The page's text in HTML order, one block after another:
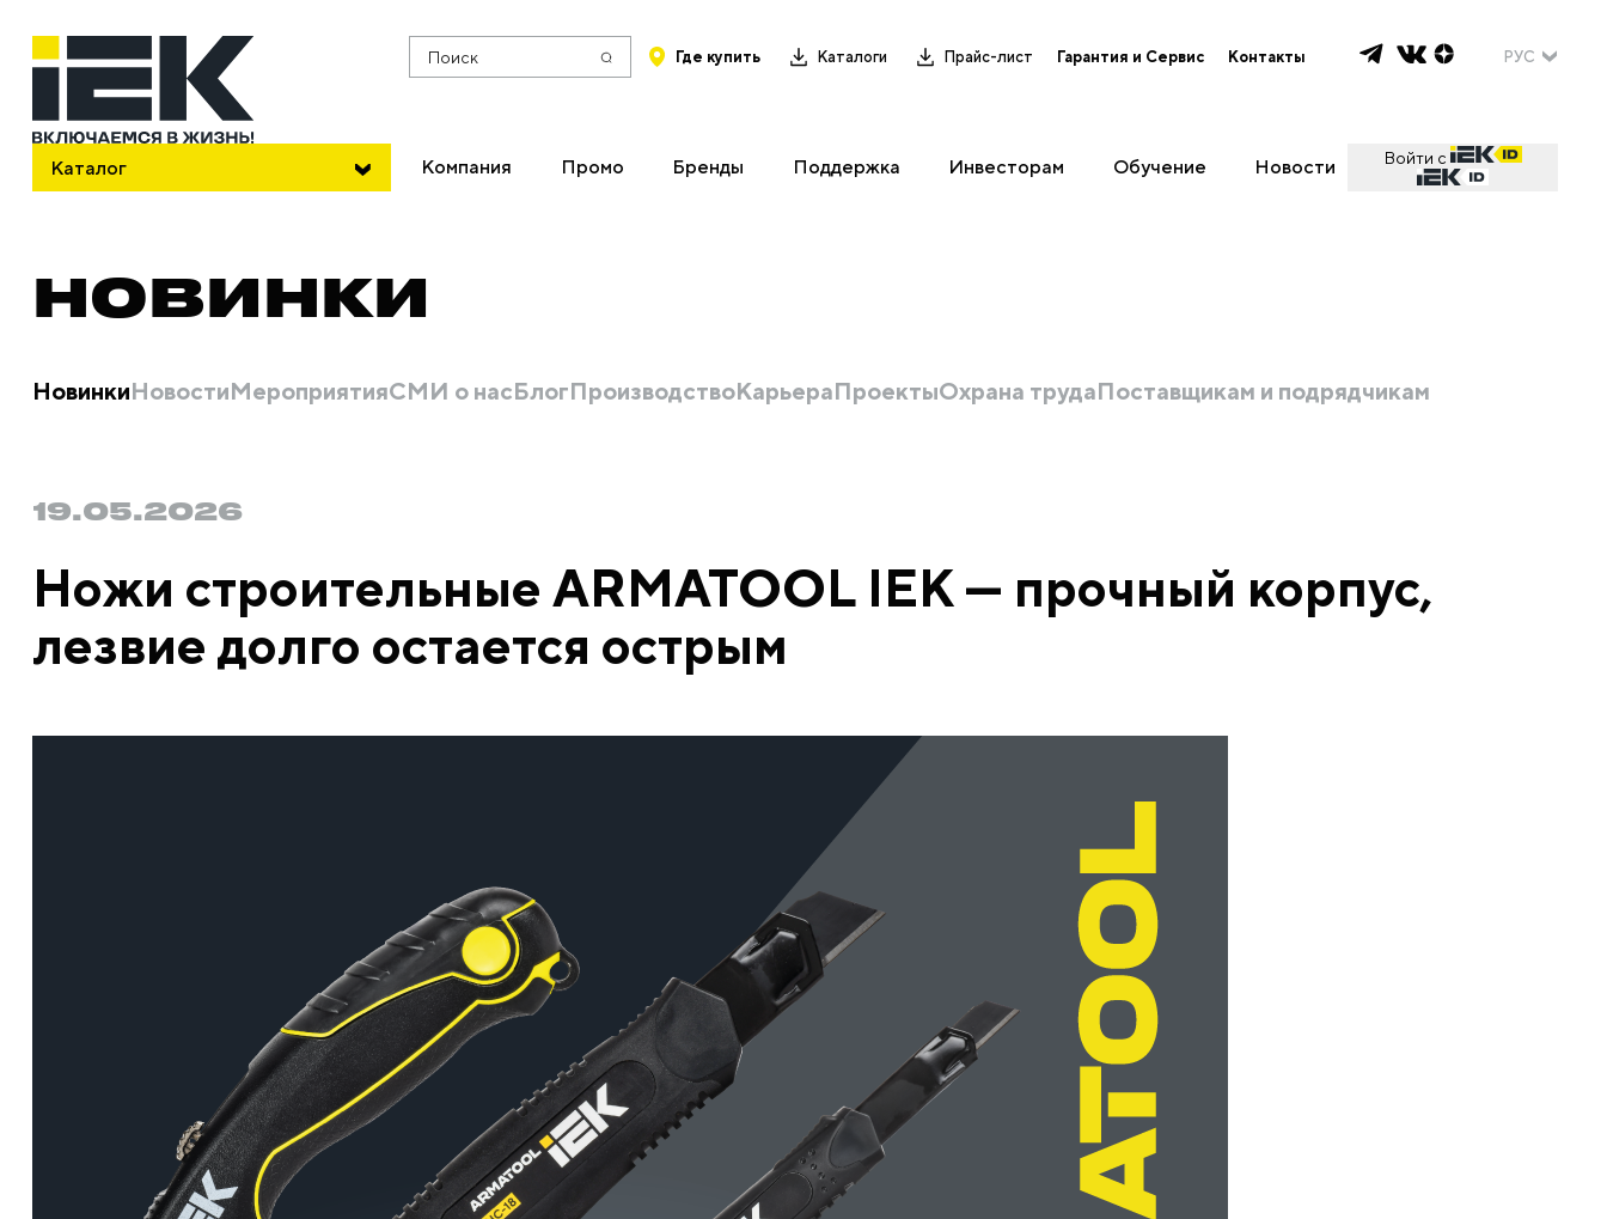
Каталог
Поиск Где купить Каталоги Прайс-лист Гарантия и Сервис Контакты РУС
Компания Промо Бренды Поддержка Инвесторам Обучение Новости Войти с
НОВИНКИ
НовинкиНовостиМероприятияСМИ о насБлогПроизводствоКарьераПроектыОхрана трудаПоставщикам и подрядчикам
19.05.2026
Ножи строительные ARMATOOL IEK — прочный корпус,
лезвие долго остается острым